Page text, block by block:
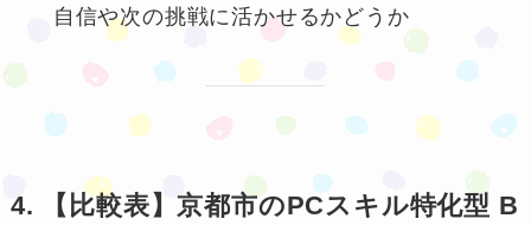
自信や次の挑戦に活かせるかどうか
4. 【比較表】京都市のPCスキル特化型 B